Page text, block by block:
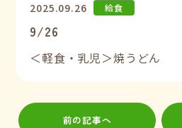
2025.09.26 給食
9/26
＜軽食・乳児＞焼うどん
前の記事へ